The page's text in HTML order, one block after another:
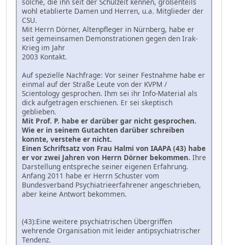
wohl etablierte Damen und Herren, u.a. Mitglieder der
CSU.
Mit Herrn Dörner, Altenpfleger in Nürnberg, habe er
seit gemeinsamen Demonstrationen gegen den Irak-
Krieg im Jahr
2003 Kontakt.
Auf spezielle Nachfrage: Vor seiner Festnahme habe er
einmal auf der Straße Leute von der KVPM /
Scientology gesprochen. Ihm sei ihr Info-Material als
dick aufgetragen erschienen. Er sei skeptisch
geblieben.
Mit Prof. P. habe er darüber gar nicht gesprochen.
Wie er in seinem Gutachten darüber schreiben
konnte, verstehe er nicht.
Einen Schriftsatz von Frau Halmi von IAAPA (43) habe
er vor zwei Jahren von Herrn Dörner bekommen. Ihre
Darstellung entspreche seiner eigenen Erfahrung.
Anfang 2011 habe er Herrn Schuster vom
Bundesverband Psychiatrieerfahrener angeschrieben,
aber keine Antwort bekommen.
(43):Eine weitere psychiatrischen Übergriffen
wehrende Organisation mit leider antipsychiatrischer
Tendenz.